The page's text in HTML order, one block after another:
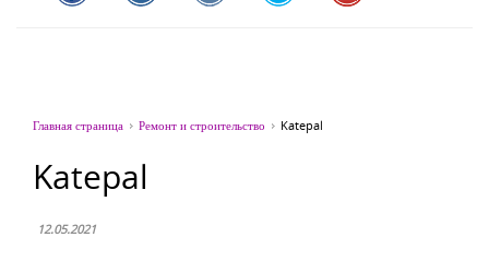
Главная страница Ремонт и строительство Katepal
Katepal
12.05.2021